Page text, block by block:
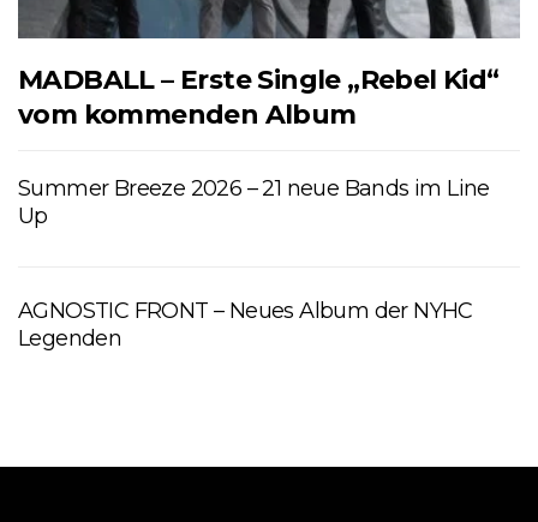
MADBALL – Erste Single „Rebel Kid“
vom kommenden Album
Summer Breeze 2026 – 21 neue Bands im Line
Up
AGNOSTIC FRONT – Neues Album der NYHC
Legenden